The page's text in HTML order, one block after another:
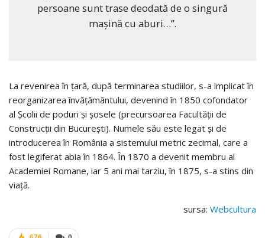
persoane sunt trase deodată de o singură
mașină cu aburi…”.
La revenirea în țară, după terminarea studiilor, s-a implicat în
reorganizarea învăţământului, devenind în 1850 cofondator
al Şcolii de poduri şi şosele (precursoarea Facultăţii de
Construcţii din Bucureşti). Numele său este legat și de
introducerea în România a sistemului metric zecimal, care a
fost legiferat abia în 1864. În 1870 a devenit membru al
Academiei Romane, iar 5 ani mai tarziu, în 1875, s-a stins din
viață.
sursa: Webcultura